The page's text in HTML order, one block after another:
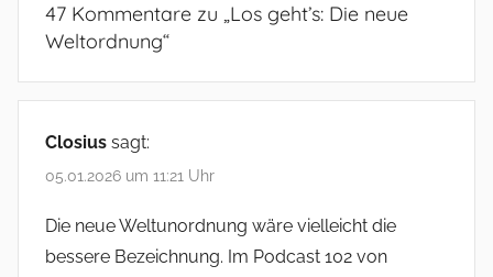
47 Kommentare zu „Los geht’s: Die neue
Weltordnung“
Closius sagt:
05.01.2026 um 11:21 Uhr
Die neue Weltunordnung wäre vielleicht die
bessere Bezeichnung. Im Podcast 102 von